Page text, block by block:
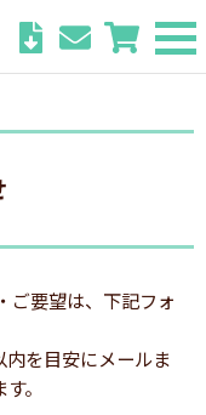
ご要望は、下記フォ
を目安にメールま
。